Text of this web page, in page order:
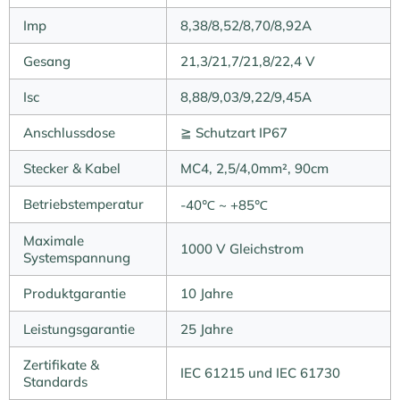
Imp 8,38/8,52/8,70/8,92A
Gesang 21,3/21,7/21,8/22,4 V
Isc 8,88/9,03/9,22/9,45A
Anschlussdose ≧ Schutzart IP67
Stecker & Kabel MC4, 2,5/4,0mm², 90cm
Betriebstemperatur -40℃ ~ +85℃
Maximale
Systemspannung
1000 V Gleichstrom
Produktgarantie 10 Jahre
Leistungsgarantie 25 Jahre
Zertifikate &
Standards
IEC 61215 und IEC 61730